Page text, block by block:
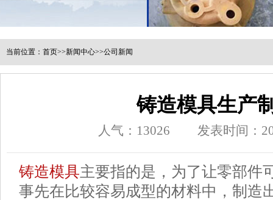
当前位置： 首页>>新闻中心>>公司新闻
铸造模具生产
人气： 13026 发表时间：
铸造模具主要指的是，为了让零部件
事先在比较容易成型的材料中，制造